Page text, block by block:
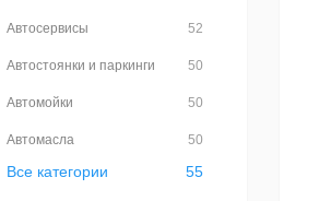
52
Автосервисы
50
Автостоянки и паркинги
50
Автомойки
50
Автомасла
55
Все категории